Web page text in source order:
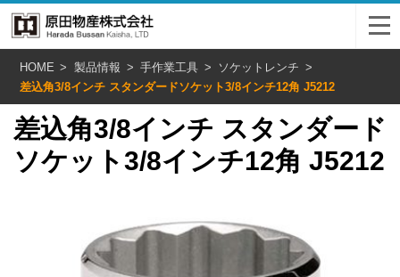
HOME 製品情報 手作業工具
ソケットレンチ
差込角3/8インチ スタンダードソケット3/8インチ12角 J5212
差込角3/8インチ スタンダード
ソケット3/8インチ12角 J5212